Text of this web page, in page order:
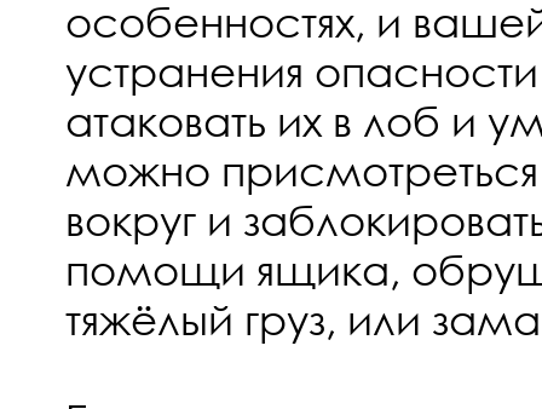
особенностях, и
устранения
атаковать их в лоб и
можно
вокруг и
помощи ящика,
тяжёлый груз, или